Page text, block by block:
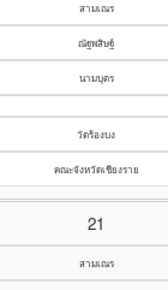
สามเณร
ณัฐพสิษฐ์
นามบุตร
วัดร้องบง
คณะจังหวัดเชียงราย
21
สามเณร